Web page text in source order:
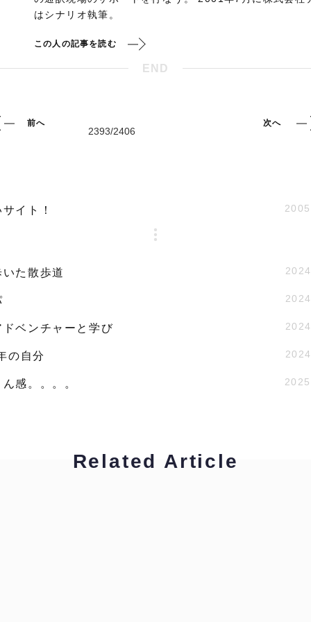
はシナリオ執筆。
この人の記事を読む
END
前へ 次へ
イト！
いた散歩道
ドベンチャーと学び
の自分
感。。。。
Related Article